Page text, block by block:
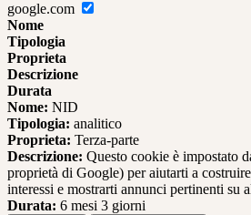
google.com
Nome
Tipologia
Proprieta
Descrizione
Durata
Nome: NID
Tipologia: analitico
Proprieta: Terza-parte
Descrizione: Questo cookie è impostato
proprietà di Google) per aiutarti a
interessi e mostrarti annunci pertinenti su
Durata: 6 mesi 3 giorni